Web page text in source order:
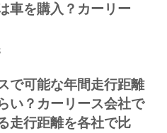
車を購入？カーリー
で可能な年間走行距離
い？カーリース会社で
走行距離を各社で比